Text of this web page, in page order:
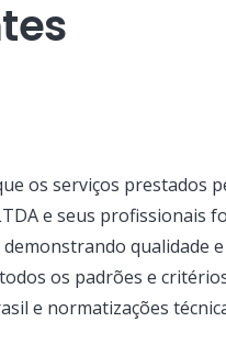
os serviços prestados
e seus profissionais
qualidade e
os padrões e
e normatizações